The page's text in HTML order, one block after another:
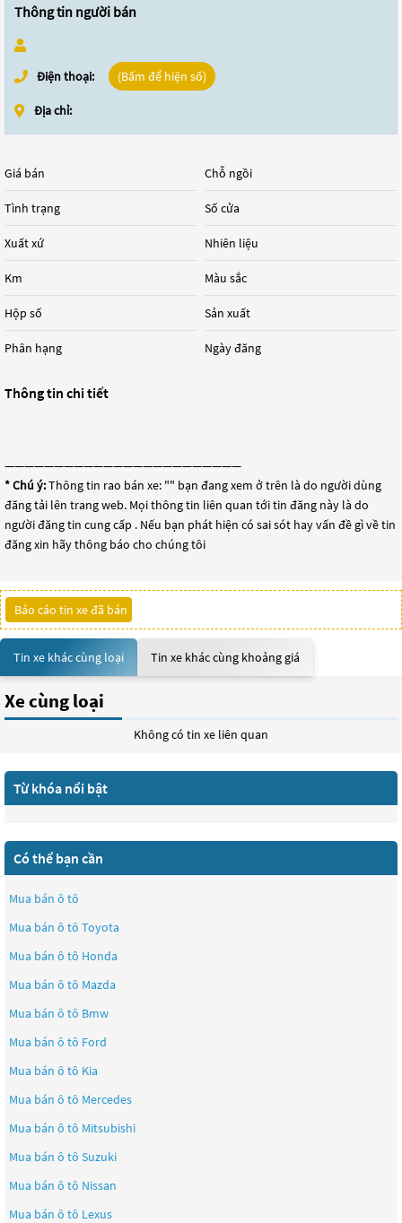
Thông tin người bán
Điện thoại: (Bấm để hiện số)
Địa chỉ:
Giá bán
Tình trạng
Xuất xứ
Km
Hộp số
Phân hạng
Chỗ ngồi
Số cửa
Nhiên liệu
Màu sắc
Sản xuất
Ngày đăng
Thông tin chi tiết
————————————————————————
* Chú ý:Thông tin rao bán xe: "" bạn đang xem ở trên là do người dùng
đăng tải lên trang web. Mọi thông tin liên quan tới tin đăng này là do
người đăng tin cung cấp . Nếu bạn phát hiện có sai sót hay vấn đề gì về tin
đăng xin hãy thông báo cho chúng tôi
Báo cáo tin xe đã bán
Tin xe khác cùng loại Tin xe khác cùng khoảng giá
Xe cùng loại
Không có tin xe liên quan
Từ khóa nổi bật
Có thể bạn cần
Mua bán ô tô
Mua bán ô tô Toyota
Mua bán ô tô Honda
Mua bán ô tô Mazda
Mua bán ô tô Bmw
Mua bán ô tô Ford
Mua bán ô tô Kia
Mua bán ô tô Mercedes
Mua bán ô tô Mitsubishi
Mua bán ô tô Suzuki
Mua bán ô tô Nissan
Mua bán ô tô Lexus